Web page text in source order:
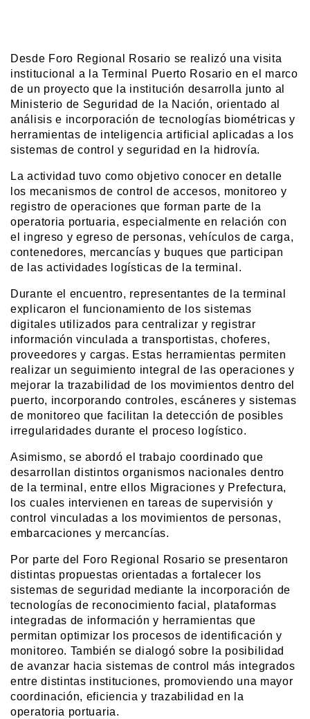
Desde Foro Regional Rosario se realizó una visita
institucional a la Terminal Puerto Rosario en el marco
de un proyecto que la institución desarrolla junto al
Ministerio de Seguridad de la Nación, orientado al
análisis e incorporación de tecnologías biométricas y
herramientas de inteligencia artificial aplicadas a los
sistemas de control y seguridad en la hidrovía.
La actividad tuvo como objetivo conocer en detalle
los mecanismos de control de accesos, monitoreo y
registro de operaciones que forman parte de la
operatoria portuaria, especialmente en relación con
el ingreso y egreso de personas, vehículos de carga,
contenedores, mercancías y buques que participan
de las actividades logísticas de la terminal.
Durante el encuentro, representantes de la terminal
explicaron el funcionamiento de los sistemas
digitales utilizados para centralizar y registrar
información vinculada a transportistas, choferes,
proveedores y cargas. Estas herramientas permiten
realizar un seguimiento integral de las operaciones y
mejorar la trazabilidad de los movimientos dentro del
puerto, incorporando controles, escáneres y sistemas
de monitoreo que facilitan la detección de posibles
irregularidades durante el proceso logístico.
Asimismo, se abordó el trabajo coordinado que
desarrollan distintos organismos nacionales dentro
de la terminal, entre ellos Migraciones y Prefectura,
los cuales intervienen en tareas de supervisión y
control vinculadas a los movimientos de personas,
embarcaciones y mercancías.
Por parte del Foro Regional Rosario se presentaron
distintas propuestas orientadas a fortalecer los
sistemas de seguridad mediante la incorporación de
tecnologías de reconocimiento facial, plataformas
integradas de información y herramientas que
permitan optimizar los procesos de identificación y
monitoreo. También se dialogó sobre la posibilidad
de avanzar hacia sistemas de control más integrados
entre distintas instituciones, promoviendo una mayor
coordinación, eficiencia y trazabilidad en la
operatoria portuaria.